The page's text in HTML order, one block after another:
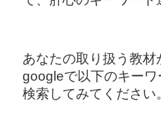
あなたの取り扱う教材
googleで以下のキーワ
検索してみてください